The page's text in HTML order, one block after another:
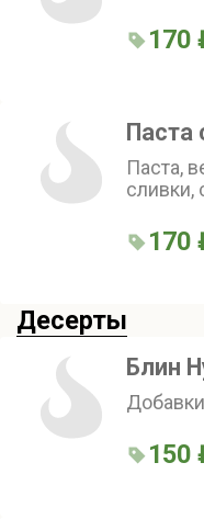
170
Паста
Паста,
сливки,
170
Десерты
Блин
150